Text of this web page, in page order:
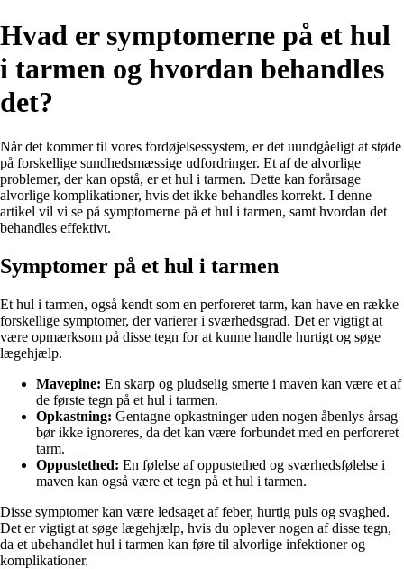
Hvad er symptomerne på et hul
i tarmen og hvordan behandles
det?
Når det kommer til vores fordøjelsessystem, er det uundgåeligt at støde
på forskellige sundhedsmæssige udfordringer. Et af de alvorlige
problemer, der kan opstå, er et hul i tarmen. Dette kan forårsage
alvorlige komplikationer, hvis det ikke behandles korrekt. I denne
artikel vil vi se på symptomerne på et hul i tarmen, samt hvordan det
behandles effektivt.
Symptomer på et hul i tarmen
Et hul i tarmen, også kendt som en perforeret tarm, kan have en række
forskellige symptomer, der varierer i sværhedsgrad. Det er vigtigt at
være opmærksom på disse tegn for at kunne handle hurtigt og søge
lægehjælp.
Mavepine: En skarp og pludselig smerte i maven kan være et af
de første tegn på et hul i tarmen.
Opkastning: Gentagne opkastninger uden nogen åbenlys årsag
bør ikke ignoreres, da det kan være forbundet med en perforeret
tarm.
Oppustethed: En følelse af oppustethed og sværhedsfølelse i
maven kan også være et tegn på et hul i tarmen.
Disse symptomer kan være ledsaget af feber, hurtig puls og svaghed.
Det er vigtigt at søge lægehjælp, hvis du oplever nogen af disse tegn,
da et ubehandlet hul i tarmen kan føre til alvorlige infektioner og
komplikationer.